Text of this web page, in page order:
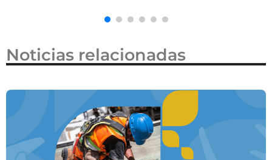
Noticias relacionadas